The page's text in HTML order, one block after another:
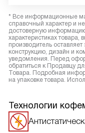
* Все информационные
справочный характер и
достоверную
характеристиках
производитель
конструкцию, дизайн и
уведомления. Перед
обратиться к Продавцу
Товара. Подробная
на упаковке товара.
Технологии